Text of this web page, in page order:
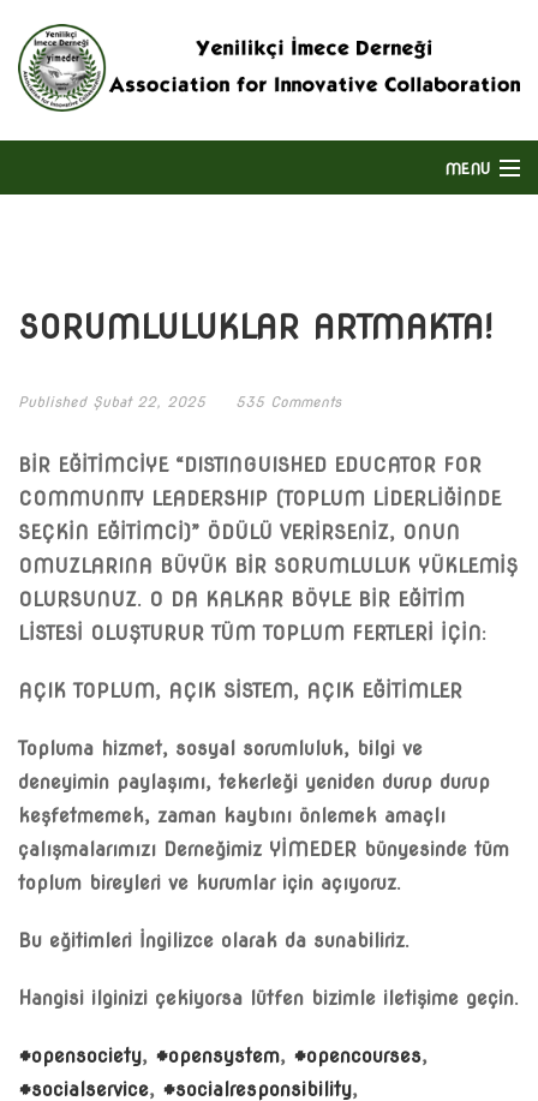
MENU
ENGLISH
SORUMLULUKLAR ARTMAKTA!
Published Şubat 22, 2025 535 Comments
BİR EĞİTİMCİYE “DISTINGUISHED EDUCATOR FOR
COMMUNITY LEADERSHIP (TOPLUM LİDERLİĞİNDE
SEÇKİN EĞİTİMCİ)” ÖDÜLÜ VERİRSENİZ, ONUN
OMUZLARINA BÜYÜK BİR SORUMLULUK YÜKLEMİŞ
OLURSUNUZ. O DA KALKAR BÖYLE BİR EĞİTİM
LİSTESİ OLUŞTURUR TÜM TOPLUM FERTLERİ İÇİN:
AÇIK TOPLUM, AÇIK SİSTEM, AÇIK EĞİTİMLER
Topluma hizmet, sosyal sorumluluk, bilgi ve
deneyimin paylaşımı, tekerleği yeniden durup durup
keşfetmemek, zaman kaybını önlemek amaçlı
çalışmalarımızı Derneğimiz YİMEDER bünyesinde tüm
toplum bireyleri ve kurumlar için açıyoruz.
Bu eğitimleri İngilizce olarak da sunabiliriz.
Hangisi ilginizi çekiyorsa lütfen bizimle iletişime geçin.
#opensociety, #opensystem, #opencourses,
#socialservice, #socialresponsibility,